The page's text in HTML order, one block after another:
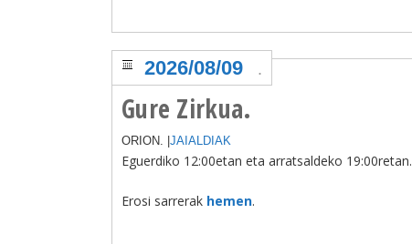
Gure Zirkua.
2026/08/09 .
ORION. | JAIALDIAK
Eguerdiko 12:00etan eta arratsaldeko 19:00retan.
Erosi sarrerak hemen.